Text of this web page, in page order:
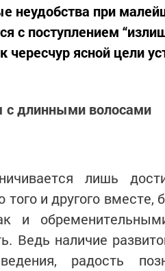
при
с поступлением
ясной цели
длинными волосами
лишь
того и другого вместе,
и
Ведь наличие
радость